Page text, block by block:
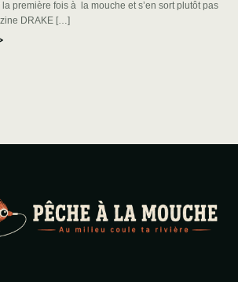
première fois à la mouche et s’en sort plutôt pas
DRAKE […]